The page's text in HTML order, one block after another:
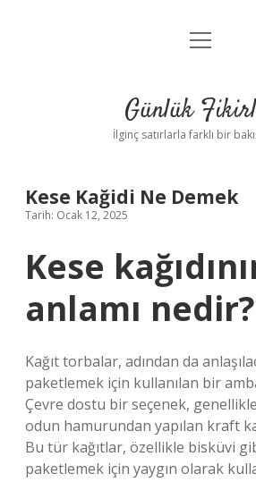
Anasayfa
Yasal Uyarı
menüyü
Günlük
İlginç satırlarla farklı bir
Kese Kağidi Ne Demek
Tarih: Ocak 12, 2025
Kese
anlamı nedir?
Kağıt torbalar, adından da
paketlemek için kullanılan bir
Çevre dostu bir seçenek,
odun hamurundan yapılan kraft
Bu tür kağıtlar, özellikle bisküvi
paketlemek için yaygın olarak